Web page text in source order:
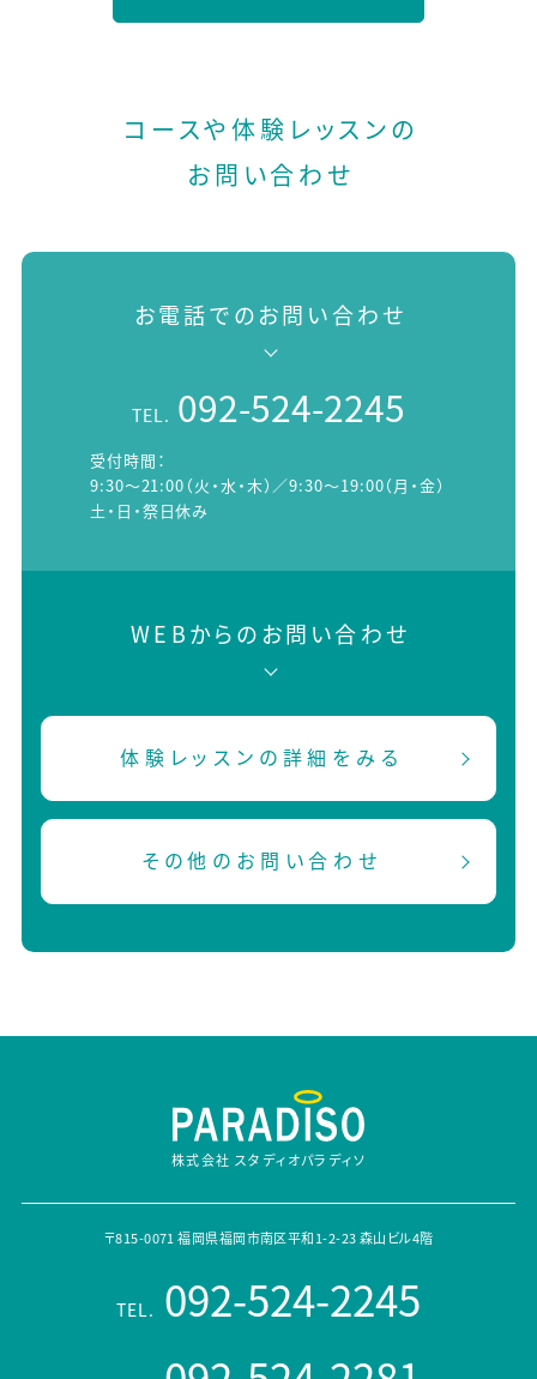
コースや体験レッスンの
お問い合わせ
お電話でのお問い合わせ
TEL. 092-524-2245
受付時間：
9:30～21:00（火・水・木）／9:30～19:00（月・金）
土・日・祭日休み
WEBからのお問い合わせ
体験レッスンの詳細をみる
その他のお問い合わせ
株式会社 スタディオパラディソ
〒815-0071 福岡県福岡市南区平和1-2-23 森山ビル4階
TEL. 092-524-2245